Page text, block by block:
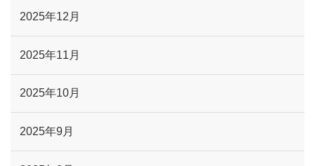
2025年12月
2025年11月
2025年10月
2025年9月